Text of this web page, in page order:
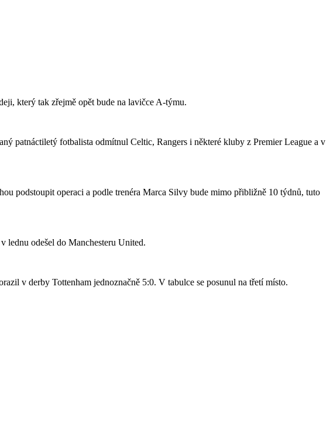
který tak zřejmě opět bude na lavičce A-týmu.
patnáctiletý fotbalista odmítnul Celtic, Rangers i některé kluby z Premier League a v
podstoupit operaci a podle trenéra Marca Silvy bude mimo přibližně 10 týdnů, tuto
lednu odešel do Manchesteru United.
v derby Tottenham jednoznačně 5:0. V tabulce se posunul na třetí místo.